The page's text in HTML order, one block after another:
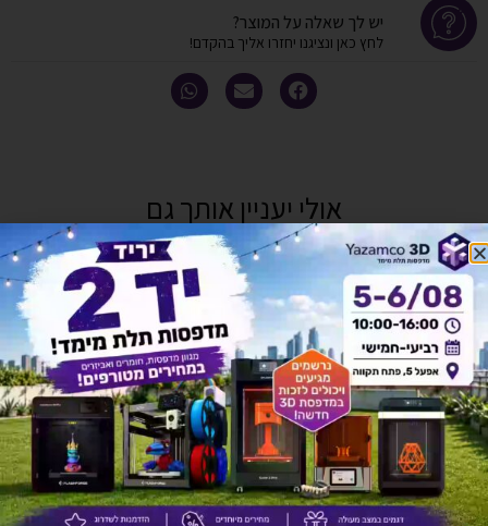
יש לך שאלה על המוצר?
לחץ כאן ונציגנו יחזרו אליך בהקדם!
אולי יעניין אותך גם